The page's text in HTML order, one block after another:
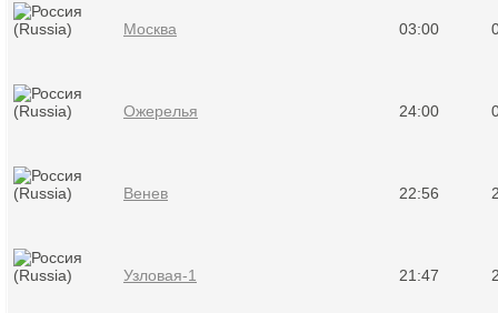
Москва 03:00
Ожерелья 24:00
Венев 22:56
Узловая-1 21:47